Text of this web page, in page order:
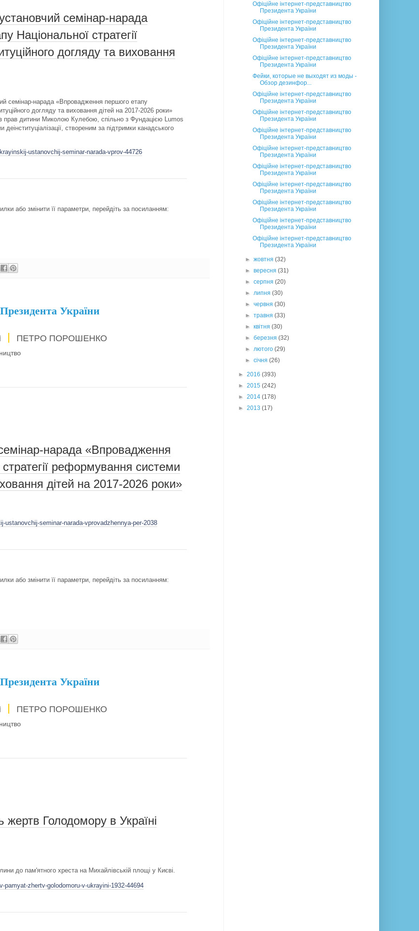
семінар-нарада
Національної стратегії
догляду та виховання
семінар-нарада «Впровадження першого етапу
догляду та виховання дітей на 2017-2026 роки»
прав дитини Миколою Кулебою, спільно з Фундацією Lumos
створеним за підтримки канадського
ustanovchij-seminar-narada-vprov-44726
або змінити її параметри, перейдіть за посиланням:
України
ПЕТРО ПОРОШЕНКО
нарада «Впровадження
реформування системи
дітей на 2017-2026 роки»
seminar-narada-vprovadzhennya-per-2038
або змінити її параметри, перейдіть за посиланням:
України
ПЕТРО ПОРОШЕНКО
Голодомору в Україні
до пам'ятного хреста на Михайлівській площі у Києві.
zhertv-golodomoru-v-ukrayini-1932-44694
Офіційне інтернет-представництво
Президента України
Офіційне інтернет-представництво
Президента України
Офіційне інтернет-представництво
Президента України
Офіційне інтернет-представництво
Президента України
Фейки, которые не выходят из моды -
Обзор дезинфор...
Офіційне інтернет-представництво
Президента України
Офіційне інтернет-представництво
Президента України
Офіційне інтернет-представництво
Президента України
Офіційне інтернет-представництво
Президента України
Офіційне інтернет-представництво
Президента України
Офіційне інтернет-представництво
Президента України
Офіційне інтернет-представництво
Президента України
Офіційне інтернет-представництво
Президента України
Офіційне інтернет-представництво
Президента України
►жовтня(32)
►вересня(31)
►серпня(20)
►липня(30)
►червня(30)
►травня(33)
►квітня(30)
►березня(32)
►лютого(29)
►січня(26)
► 2016 (393)
► 2015 (242)
► 2014 (178)
► 2013 (17)